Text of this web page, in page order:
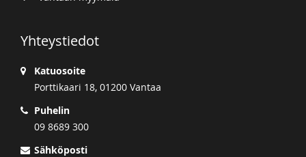
Yhteystiedot
Katuosoite
Porttikaari 18, 01200 Vantaa
Puhelin
09 8689 300
Sähköposti